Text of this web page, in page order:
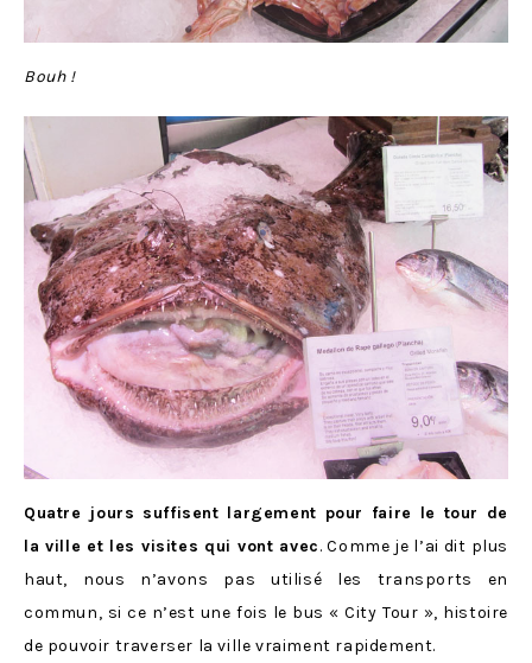
Bouh !
Quatre jours suffisent largement pour faire le tour de
la ville et les visites qui vont avec. Comme je l’ai dit plus
haut, nous n’avons pas utilisé les transports en
commun, si ce n’est une fois le bus « City Tour », histoire
de pouvoir traverser la ville vraiment rapidement.